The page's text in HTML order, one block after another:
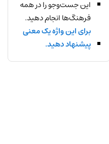
این جست‌وجو را در همه
فرهنگ‌ها انجام دهید.
برای این واژه یک معنی
پیشنهاد دهید.